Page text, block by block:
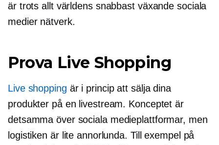
är trots allt världens snabbast växande sociala
medier nätverk.
Prova Live Shopping
Live shopping är i princip att sälja dina
produkter på en livestream. Konceptet är
detsamma över sociala medieplattformar, men
logistiken är lite annorlunda. Till exempel på